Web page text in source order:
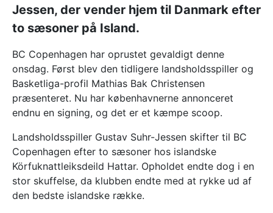
Jessen, der vender hjem til Danmark efter
to sæsoner på Island.
BC Copenhagen har oprustet gevaldigt denne
onsdag. Først blev den tidligere landsholdsspiller og
Basketliga-profil Mathias Bak Christensen
præsenteret. Nu har københavnerne annonceret
endnu en signing, og det er et kæmpe scoop.
Landsholdsspiller Gustav Suhr-Jessen skifter til BC
Copenhagen efter to sæsoner hos islandske
Körfuknattleiksdeild Hattar. Opholdet endte dog i en
stor skuffelse, da klubben endte med at rykke ud af
den bedste islandske række.